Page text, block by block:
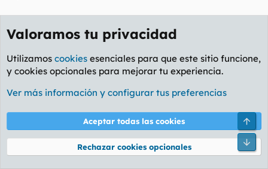
2/1
"bienvenida, deseada"
17/10
Asunción
"asumida"
Valoramos tu privacidad
Utilizamos cookies esenciales para que este sitio funcione,
y cookies opcionales para mejorar tu experiencia.
Ver más información y configurar tus preferencias
Aceptar todas las cookies
Rechazar cookies opcionales
Pie